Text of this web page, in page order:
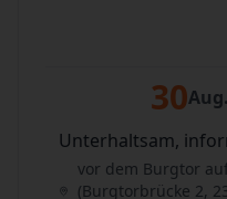
30
Unterhaltsam,
vor dem Burgtor
(Burgtorbrücke 2,